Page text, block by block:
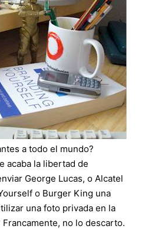
a todo el mundo?
acaba la libertad de
George Lucas, o Alcatel
o Burger King una
una foto privada en la
no lo descarto.